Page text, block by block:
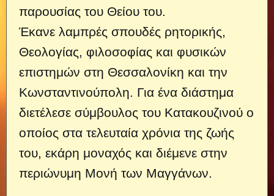
παρουσίας του Θείου του.
Έκανε λαμπρές σπουδές ρητορικής,
Θεολογίας, φιλοσοφίας και φυσικών
επιστημών στη Θεσσαλονίκη και την
Κωνσταντινούπολη. Για ένα διάστημα
διετέλεσε σύμβουλος του Κατακουζινού ο
οποίος στα τελευταία χρόνια της ζωής
του, εκάρη μοναχός και διέμενε στην
περιώνυμη Μονή των Μαγγάνων.